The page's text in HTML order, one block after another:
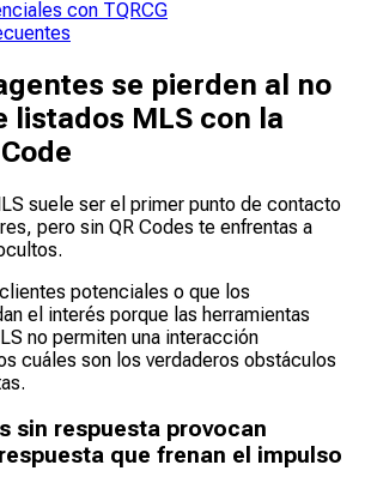
con TQRCG
se pierden al no
listados MLS con la
suele ser el primer punto de contacto
pero sin QR Codes te enfrentas a
potenciales o que los
el interés porque las herramientas
no permiten una interacción
cuáles son los verdaderos obstáculos
sin respuesta provocan
que frenan el impulso